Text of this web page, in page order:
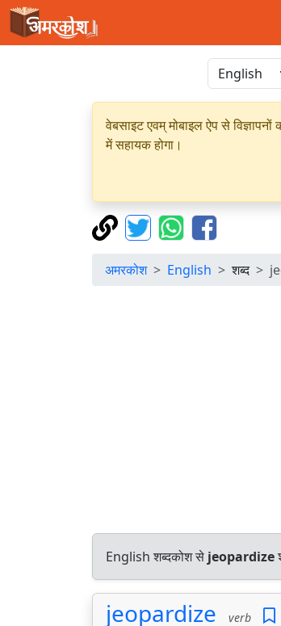
वेबसाइट एवम् मोबाइल ऐप से
में सहायक होगा।
अमरकोश English शब्द
English शब्दकोश से jeopardize
jeopardize verb